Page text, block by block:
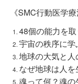
《SMC行動医学
48個の能力を
宇宙の秩序に学
地球の大気と
なぜ地球は人
魂って何？魂